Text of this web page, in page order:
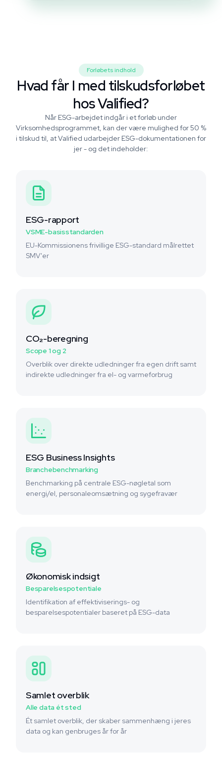
Forløbets indhold
Hvad får I med tilskudsforløbet
hos Valified?
Når ESG-arbejdet indgår i et forløb under
Virksomhedsprogrammet, kan der være mulighed for 50 %
i tilskud til, at Valified udarbejder ESG-dokumentationen for
jer - og det indeholder:
ESG-rapport
VSME-basisstandarden
EU-Kommissionens frivillige ESG-standard målrettet
SMV'er
CO₂-beregning
Scope 1 og 2
Overblik over direkte udledninger fra egen drift samt
indirekte udledninger fra el- og varmeforbrug
ESG Business Insights
Branchebenchmarking
Benchmarking på centrale ESG-nøgletal som
energi/el, personaleomsætning og sygefravær
Økonomisk indsigt
Besparelsespotentiale
Identifikation af effektiviserings- og
besparelsespotentialer baseret på ESG-data
Samlet overblik
Alle data ét sted
Ét samlet overblik, der skaber sammenhæng i jeres
data og kan genbruges år for år